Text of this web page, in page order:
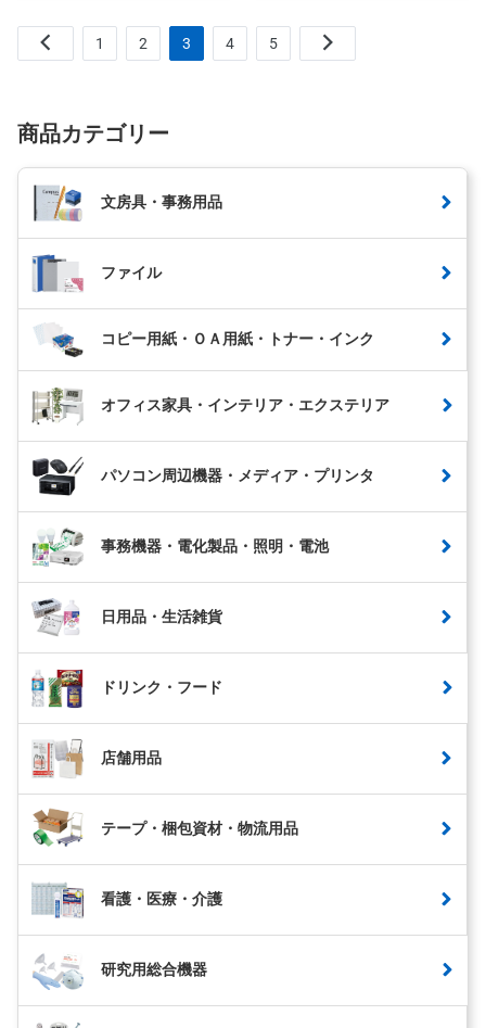
1 2 3 4 5
商品カテゴリー
文房具・事務用品
ファイル
コピー用紙・ＯＡ用紙・トナー・インク
オフィス家具・インテリア・エクステリア
パソコン周辺機器・メディア・プリンタ
事務機器・電化製品・照明・電池
日用品・生活雑貨
ドリンク・フード
店舗用品
テープ・梱包資材・物流用品
看護・医療・介護
研究用総合機器